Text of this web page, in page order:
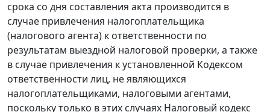
срока со дня составления акта производится в
случае привлечения налогоплательщика
(налогового агента) к ответственности по
результатам выездной налоговой проверки, а также
в случае привлечения к установленной Кодексом
ответственности лиц, не являющихся
налогоплательщиками, налоговыми агентами,
поскольку только в этих случаях Налоговый кодекс